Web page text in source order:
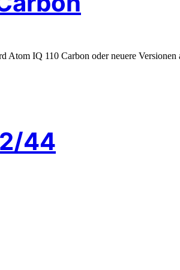
Atom IQ 110 Carbon oder neuere
44